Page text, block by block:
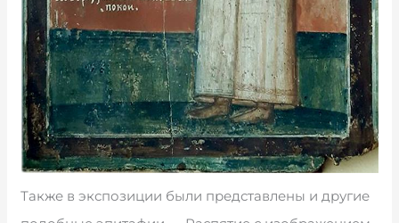
Также в экспозиции были представлены и другие